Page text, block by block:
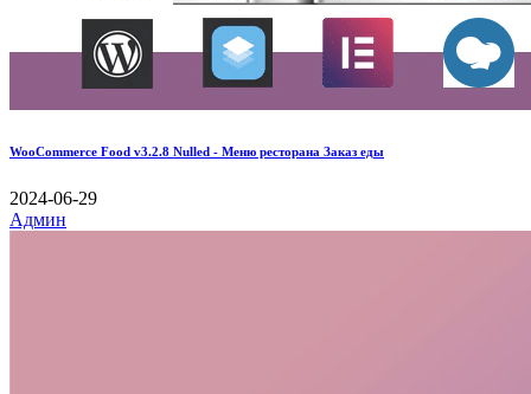
WooCommerce Food v3.2.8 Nulled - Меню ресторана Заказ еды
2024-06-29
Админ